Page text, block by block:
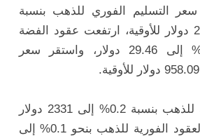
التسليم الفوري للذهب بنسبة
0.14% إلى 2313.79 دولار للأوقية، ارتفعت عقود الفضة
تسليم يوليو 0.78% إلى 29.46 دولار، واستقر سعر
ترتفع العقود الآجلة للذهب بنسبة 0.2% إلى 2331 دولار
للأوقية فيما تصعد العقود الفورية للذهب بنحو 0.1% إلى